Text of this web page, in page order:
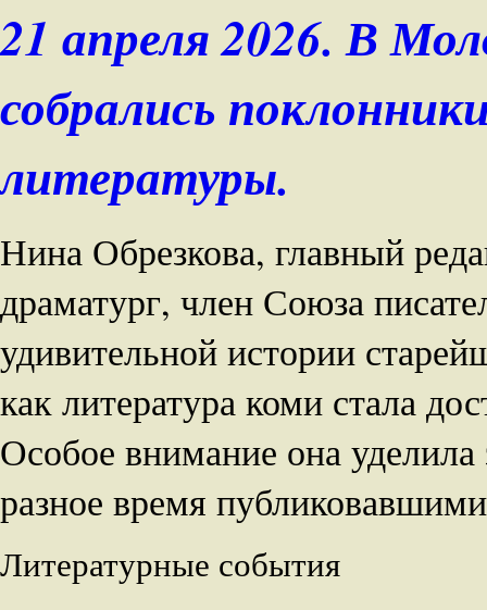
21 апреля 2026. В
собрались
литературы.
Нина Обрезкова, главный
драматург, член Союза
удивительной истории
как литература коми стала
Особое внимание она
разное время
Литературные события